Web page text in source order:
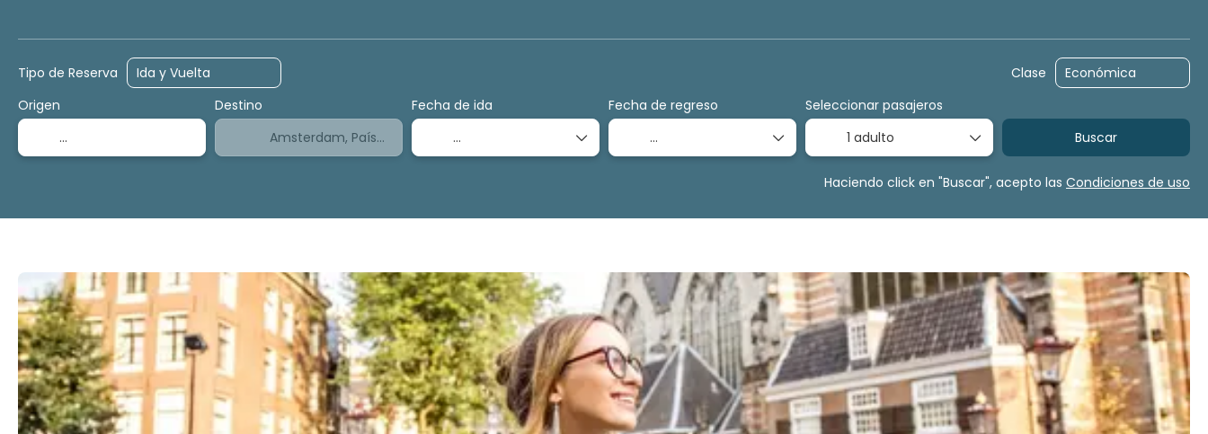
Tipo de Reserva
Clase
Origen
Destino Fecha de ida Fecha de regreso
Seleccionar pasajeros
1 adulto
Buscar
Haciendo click en "Buscar", acepto las Condiciones de uso